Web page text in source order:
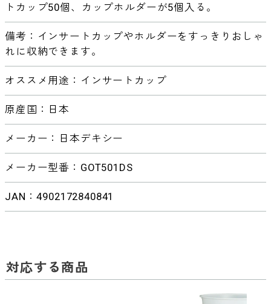
トカップ50個、カップホルダーが5個入る。
備考：インサートカップやホルダーをすっきりおしゃ
れに収納できます。
オススメ用途：インサートカップ
原産国：日本
メーカー：日本デキシー
メーカー型番：GOT501DS
JAN：4902172840841
対応する商品